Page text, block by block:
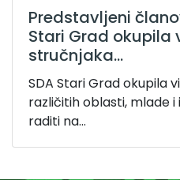
Predstavljeni
Stari Grad okupila
stručnjaka...
SDA Stari Grad okupila
različitih oblasti, mlade
raditi na...